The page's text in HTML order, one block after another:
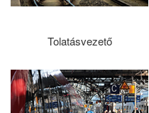
Tolatásvezető